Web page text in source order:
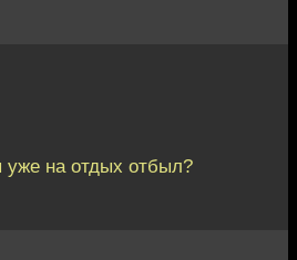
на отдых отбыл?